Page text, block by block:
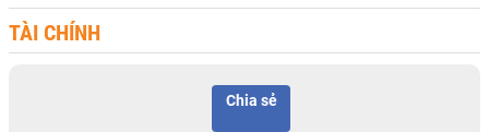
TÀI CHÍNH
Chia sẻ